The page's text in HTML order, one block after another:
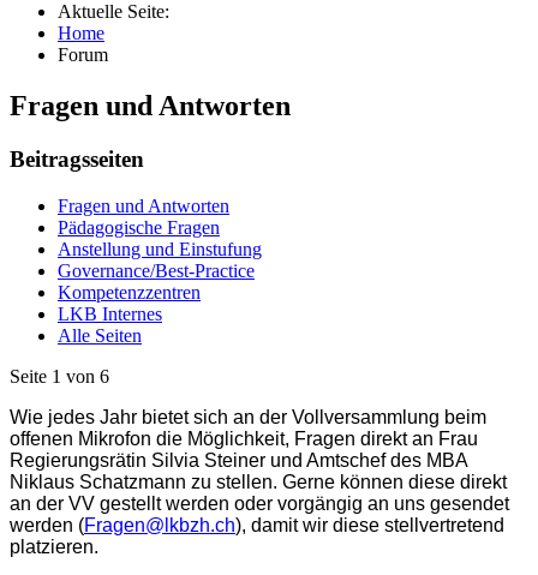
Aktuelle Seite:
Home
Forum
Fragen und Antworten
Beitragsseiten
Fragen und Antworten
Pädagogische Fragen
Anstellung und Einstufung
Governance/Best-Practice
Kompetenzzentren
LKB Internes
Alle Seiten
Seite 1 von 6
Wie jedes Jahr bietet sich an der Vollversammlung beim
offenen Mikrofon die Möglichkeit, Fragen direkt an Frau
Regierungsrätin Silvia Steiner und Amtschef des MBA
Niklaus Schatzmann zu stellen. Gerne können diese direkt
an der VV gestellt werden oder vorgängig an uns gesendet
werden (Fragen@lkbzh.ch), damit wir diese stellvertretend
platzieren.